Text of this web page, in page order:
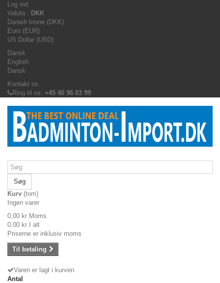
Log ind
Valuta : DKK
Danish krone (DKK)
Euro (EUR)
US Dollar (USD)
Dansk
English
Dansk
Kontakt os
Ring til os: +45 40 96 03 99
Søg
Kurv (tom)
Ingen varer
0,00 kr Moms
0,00 kr I alt
Priserne er inklusiv moms
Til betaling
Varen er lagt i kurven
Antal